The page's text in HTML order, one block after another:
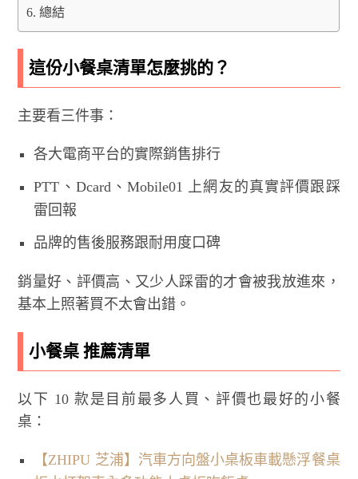
總結
這份小餐桌清單怎麼挑的？
主要看三件事：
各大電商平台的實際銷售排行
PTT、Dcard、Mobile01 上網友的真實評價跟踩
雷回報
品牌的售後服務跟耐用度口碑
銷量好、評價高、又少人踩雷的才會被我放進來，
基本上照著買不太會出錯。
小餐桌 推薦清單
以下 10 款是目前最多人買、評價也最好的小餐
桌：
【ZHIPU 芝浦】汽車方向盤小桌板車載懸浮餐桌